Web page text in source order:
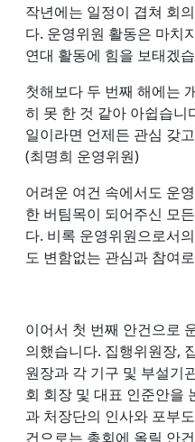
작년에는 일정이 겹쳐 회
다. 운영위원 활동은 마치
연대 활동에 힘을 보태겠
첫해보다 두 번째 해에는
히 못 한 것 같아 아쉽습니
일이라면 언제든 관심 갖
(최명희 운영위원)
어려운 여건 속에서도 운
한 버팀목이 되어주신 모
다. 비록 운영위원으로서
도 변함없는 관심과 참여
이어서 첫 번째 안건으로
의했습니다. 집행위원장,
원장과 각 기구 및 부설기
회 회장 및 대표 인준안을
과 처장단의 인사와 포부
건으로는 총회에 올릴 안